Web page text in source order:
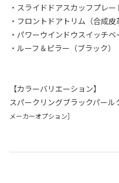
・スライドドアスカッフプレ
・フロントドアトリム（合成皮
・パワーウインドウスイッチベ
・ルーフ＆ピラー（ブラック）
【カラーバリエーション】
スパークリングブラックパー
メーカーオプション］